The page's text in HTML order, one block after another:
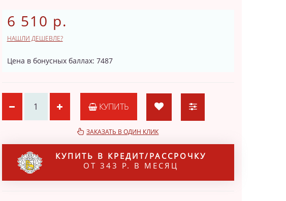
6 510 р.
НАШЛИ ДЕШЕВЛЕ?
Цена в бонусных баллах: 7487
КУПИТЬ
ЗАКАЗАТЬ В ОДИН КЛИК
КУПИТЬ В КРЕДИТ/РАССРОЧКУ
ОТ 343 Р. В МЕСЯЦ